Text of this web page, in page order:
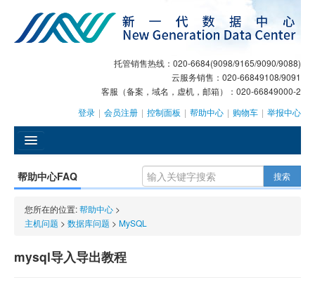
托管销售热线：020-6684(9098/9165/9090/9088)
云服务销售：020-66849108/9091
客服（备案，域名，虚机，邮箱）：020-66849000-2
登录 | 会员注册 | 控制面板 | 帮助中心 | 购物车 | 举报中心
GEO
AI客服
大模型服务
帮助中心FAQ 搜索
您所在的位置:帮助中心 >
主机问题 > 数据库问题 > MySQL
mysql导入导出教程